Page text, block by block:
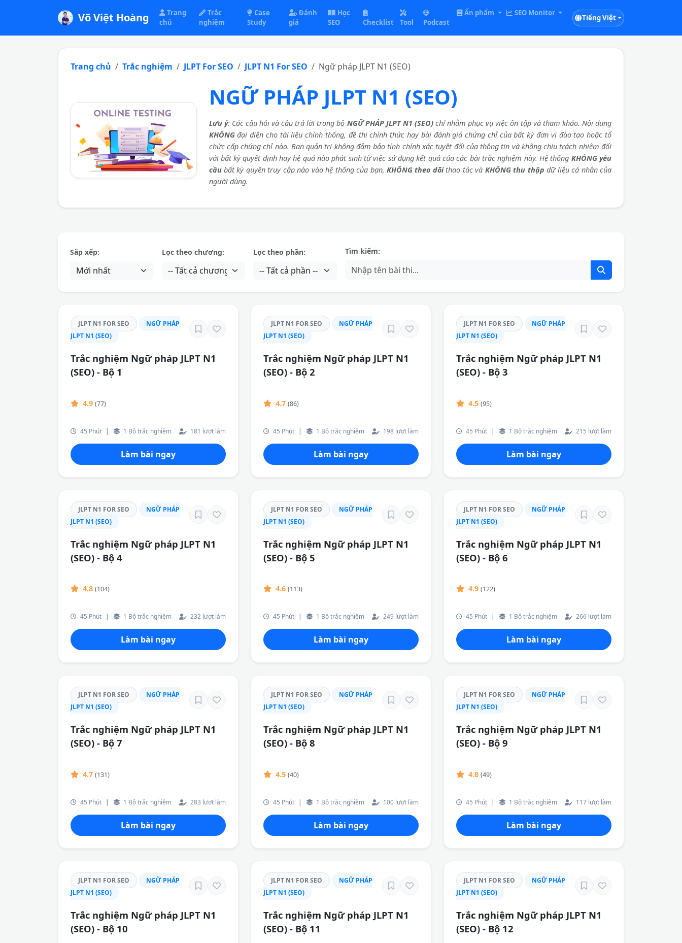
Võ Việt Hoàng
Trang
chủ
Trắc
nghiệm
Case
Study
Đánh
giá
Học
SEO
Checklist Tool Podcast
Ấn phẩm SEO Monitor
Tiếng Việt
Trang chủ Trắc nghiệm JLPT For SEO JLPT N1 For SEO Ngữ pháp JLPT N1 (SEO)
NGỮ PHÁP JLPT N1 (SEO)
Lưu ý: Các câu hỏi và câu trả lời trong bộ NGỮ PHÁP JLPT N1 (SEO)chỉ nhằm phục vụ việc ôn tập và tham khảo. Nội dung
KHÔNGđại diện cho tài liệu chính thống, đề thi chính thức hay bài đánh giá chứng chỉ của bất kỳ đơn vị đào tạo hoặc tổ
chức cấp chứng chỉ nào. Ban quản trị không đảm bảo tính chính xác tuyệt đối của thông tin và không chịu trách nhiệm đối
với bất kỳ quyết định hay hệ quả nào phát sinh từ việc sử dụng kết quả của các bài trắc nghiệm này. Hệ thống KHÔNG yêu
cầubất kỳ quyền truy cập nào vào hệ thống của bạn,KHÔNG theo dõithao tác và KHÔNG thu thập dữ liệu cá nhân của
người dùng.
Sắp xếp: Lọc theo chương: Lọc theo phần: Tìm kiếm:
JLPT N1 FOR SEO
NGỮ PHÁP
JLPT N1 (SEO)
Trắc nghiệm Ngữ pháp JLPT N1
(SEO) - Bộ 1
4.9 (77)
45 Phút | 1 Bộ trắc nghiệm 181 lượt làm
Làm bài ngay
JLPT N1 FOR SEO
NGỮ PHÁP
JLPT N1 (SEO)
Trắc nghiệm Ngữ pháp JLPT N1
(SEO) - Bộ 2
4.7 (86)
45 Phút | 1 Bộ trắc nghiệm 198 lượt làm
Làm bài ngay
JLPT N1 FOR SEO
NGỮ PHÁP
JLPT N1 (SEO)
Trắc nghiệm Ngữ pháp JLPT N1
(SEO) - Bộ 3
4.5 (95)
45 Phút | 1 Bộ trắc nghiệm 215 lượt làm
Làm bài ngay
JLPT N1 FOR SEO
NGỮ PHÁP
JLPT N1 (SEO)
Trắc nghiệm Ngữ pháp JLPT N1
(SEO) - Bộ 4
4.8 (104)
45 Phút | 1 Bộ trắc nghiệm 232 lượt làm
Làm bài ngay
JLPT N1 FOR SEO
NGỮ PHÁP
JLPT N1 (SEO)
Trắc nghiệm Ngữ pháp JLPT N1
(SEO) - Bộ 5
4.6 (113)
45 Phút | 1 Bộ trắc nghiệm 249 lượt làm
Làm bài ngay
JLPT N1 FOR SEO
NGỮ PHÁP
JLPT N1 (SEO)
Trắc nghiệm Ngữ pháp JLPT N1
(SEO) - Bộ 6
4.9 (122)
45 Phút | 1 Bộ trắc nghiệm 266 lượt làm
Làm bài ngay
JLPT N1 FOR SEO
NGỮ PHÁP
JLPT N1 (SEO)
Trắc nghiệm Ngữ pháp JLPT N1
(SEO) - Bộ 7
4.7 (131)
45 Phút | 1 Bộ trắc nghiệm 283 lượt làm
Làm bài ngay
JLPT N1 FOR SEO
NGỮ PHÁP
JLPT N1 (SEO)
Trắc nghiệm Ngữ pháp JLPT N1
(SEO) - Bộ 8
4.5 (40)
45 Phút | 1 Bộ trắc nghiệm 100 lượt làm
Làm bài ngay
JLPT N1 FOR SEO
NGỮ PHÁP
JLPT N1 (SEO)
Trắc nghiệm Ngữ pháp JLPT N1
(SEO) - Bộ 9
4.8 (49)
45 Phút | 1 Bộ trắc nghiệm 117 lượt làm
Làm bài ngay
JLPT N1 FOR SEO
NGỮ PHÁP
JLPT N1 (SEO)
Trắc nghiệm Ngữ pháp JLPT N1
(SEO) - Bộ 10
JLPT N1 FOR SEO
NGỮ PHÁP
JLPT N1 (SEO)
Trắc nghiệm Ngữ pháp JLPT N1
(SEO) - Bộ 11
JLPT N1 FOR SEO
NGỮ PHÁP
JLPT N1 (SEO)
Trắc nghiệm Ngữ pháp JLPT N1
(SEO) - Bộ 12